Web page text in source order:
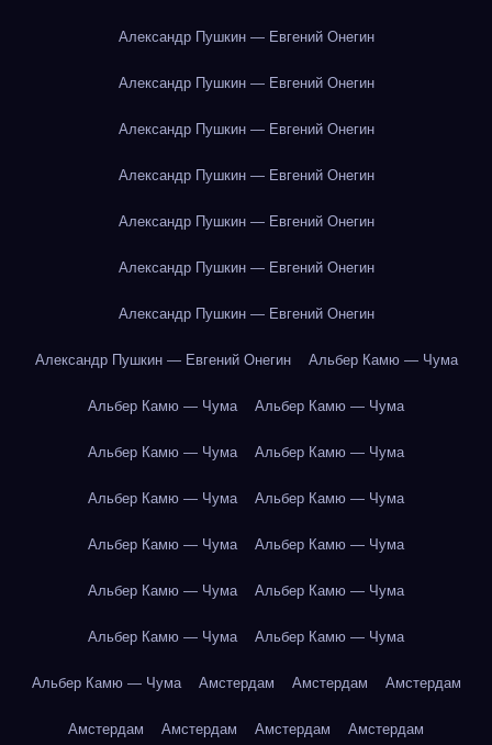
Александр Пушкин — Евгений Онегин
Александр Пушкин — Евгений Онегин
Александр Пушкин — Евгений Онегин
Александр Пушкин — Евгений Онегин
Александр Пушкин — Евгений Онегин
Александр Пушкин — Евгений Онегин
Александр Пушкин — Евгений Онегин
Александр Пушкин — Евгений Онегин Альбер Камю — Чума
Альбер Камю — Чума Альбер Камю — Чума
Альбер Камю — Чума Альбер Камю — Чума
Альбер Камю — Чума Альбер Камю — Чума
Альбер Камю — Чума Альбер Камю — Чума
Альбер Камю — Чума Альбер Камю — Чума
Альбер Камю — Чума Альбер Камю — Чума
Альбер Камю — Чума Амстердам Амстердам Амстердам
Амстердам Амстердам Амстердам Амстердам